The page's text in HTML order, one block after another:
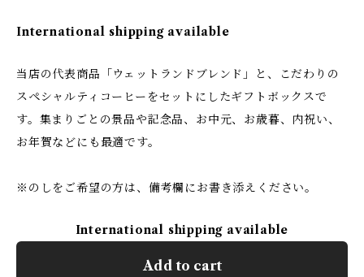
International shipping available
当店の代表商品「ウェットランドブレンド」と、こだわりの
スペシャルティコーヒーをセットにしたギフトボックスで
す。集まりごとの景品や記念品、お中元、お歳暮、内祝い、
お年賀などにも最適です。
※のしをご希望の方は、備考欄にお書き添えください。
International shipping available
Add to cart